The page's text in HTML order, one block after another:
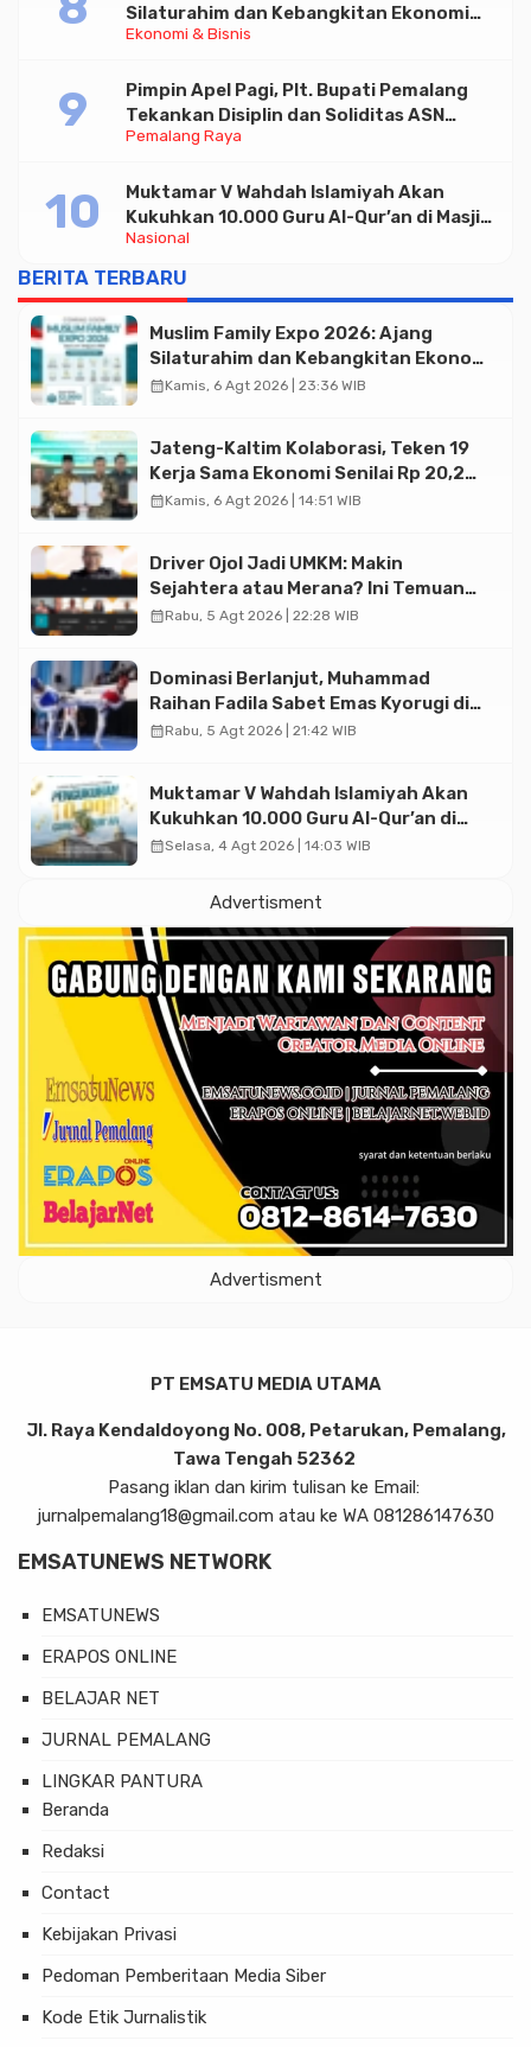
Ekonomi & Bisnis
Silaturahim dan Kebangkitan Ekonomi
Halal di Jakarta
Pemalang Raya
Pimpin Apel Pagi, Plt. Bupati Pemalang
Tekankan Disiplin dan Soliditas ASN
untuk Pelayanan Publik
Nasional
Muktamar V Wahdah Islamiyah Akan
Kukuhkan 10.000 Guru Al-Qur’an di Masjid
Istiqlal
BERITA TERBARU
Muslim Family Expo 2026: Ajang
Silaturahim dan Kebangkitan Ekonomi
Halal di Jakarta
calendar_monthKamis, 6 Agt 2026 | 23:36 WIB
Jateng-Kaltim Kolaborasi, Teken 19
Kerja Sama Ekonomi Senilai Rp 20,2
Triliun
calendar_monthKamis, 6 Agt 2026 | 14:51 WIB
Driver Ojol Jadi UMKM: Makin
Sejahtera atau Merana? Ini Temuan
Diskusi Paramadina
calendar_monthRabu, 5 Agt 2026 | 22:28 WIB
Dominasi Berlanjut, Muhammad
Raihan Fadila Sabet Emas Kyorugi di
Asian Taekwondo Indonesia Open
calendar_monthRabu, 5 Agt 2026 | 21:42 WIB
Muktamar V Wahdah Islamiyah Akan
Kukuhkan 10.000 Guru Al-Qur’an di
Masjid Istiqlal
calendar_monthSelasa, 4 Agt 2026 | 14:03 WIB
Advertisment
Advertisment
PT EMSATU MEDIA UTAMA
Jl. Raya Kendaldoyong No. 008, Petarukan, Pemalang,
Tawa Tengah 52362
Pasang iklan dan kirim tulisan ke Email:
jurnalpemalang18@gmail.com atau ke WA 081286147630
EMSATUNEWS NETWORK
EMSATUNEWS
ERAPOS ONLINE
BELAJAR NET
JURNAL PEMALANG
LINGKAR PANTURA
Beranda
Redaksi
Contact
Kebijakan Privasi
Pedoman Pemberitaan Media Siber
Kode Etik Jurnalistik